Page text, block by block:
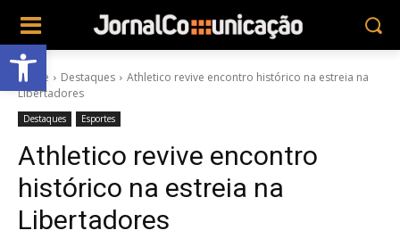
Abrir a barra de ferramentas
Home Destaques
Athletico revive encontro histórico na estreia na
Libertadores
Destaques Esportes
Athletico revive encontro
histórico na estreia na
Libertadores